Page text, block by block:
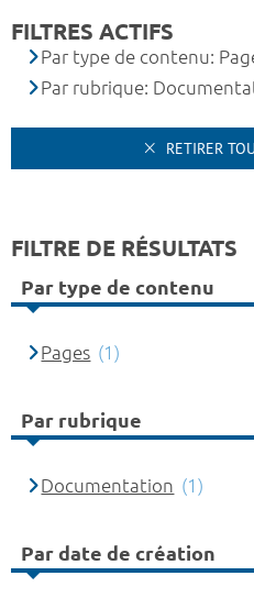
FILTRES ACTIFS
Par type de contenu:
Par rubrique:
RETIRER
FILTRE DE RÉSULTATS
Par type de contenu
Pages (1)
Par rubrique
Documentation (1)
Par date de création